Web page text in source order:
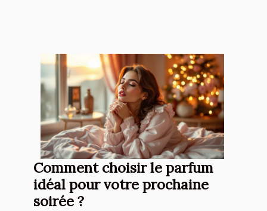
Comment choisir le parfum
idéal pour votre prochaine
soirée ?